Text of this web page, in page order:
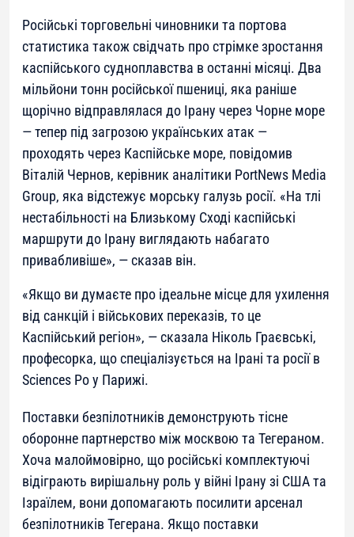
Російські торговельні чиновники та портова
статистика також свідчать про стрімке зростання
каспійського судноплавства в останні місяці. Два
мільйони тонн російської пшениці, яка раніше
щорічно відправлялася до Ірану через Чорне море
— тепер під загрозою українських атак —
проходять через Каспійське море, повідомив
Віталій Чернов, керівник аналітики PortNews Media
Group, яка відстежує морську галузь росії. «На тлі
нестабільності на Близькому Сході каспійські
маршрути до Ірану виглядають набагато
привабливіше», — сказав він.
«Якщо ви думаєте про ідеальне місце для ухилення
від санкцій і військових переказів, то це
Каспійський регіон», — сказала Ніколь Граєвські,
професорка, що спеціалізується на Ірані та росії в
Sciences Po у Парижі.
Поставки безпілотників демонструють тісне
оборонне партнерство між москвою та Тегераном.
Хоча малоймовірно, що російські комплектуючі
відіграють вирішальну роль у війні Ірану зі США та
Ізраїлем, вони допомагають посилити арсенал
безпілотників Тегерана. Якщо поставки